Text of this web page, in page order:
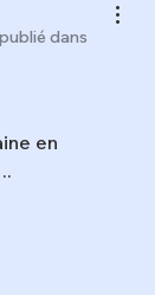
dans
en